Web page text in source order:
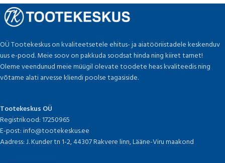
OÜ Tootekeskus on kvaliteetsetele ehitus- ja aiatööriistadele keskenduv
uus e-pood. Meie soov on pakkuda soodsat hinda ning kiiret tarnet!
Oleme veendunud meie müügil olevate toodete heas kvaliteedis ning
võtame alati arvesse kliendi poolse tagasiside.
Tootekeskus OÜ
Registrikood: 17250965
E-post: info@tootekeskus.ee
Aadress: J. Kunder tn 1-2, 44307 Rakvere linn, Lääne-Viru maakond